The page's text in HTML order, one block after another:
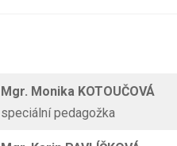
Mgr. Monika KOTOUČOVÁ
speciální pedagožka